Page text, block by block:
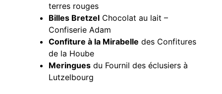
terres rouges
Billes Bretzel Chocolat au lait –
Confiserie Adam
Confiture à la Mirabelle des Confitures
de la Hoube
Meringues du Fournil des éclusiers à
Lutzelbourg